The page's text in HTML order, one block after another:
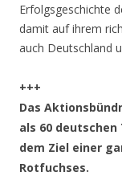
Erfolgsgeschichte
damit auf ihrem
auch Deutschland
+++
Das
als 60
dem Ziel einer
Rotfuchses.